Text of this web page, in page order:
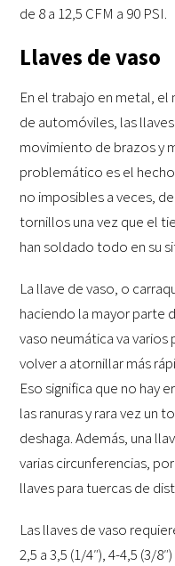
de 8 a 12,5 CFM a 90 PSI.
Llaves de vaso
En el trabajo en metal,
de automóviles, las
movimiento de brazos y
problemático es el
no imposibles a veces,
tornillos una vez que el
han soldado todo en su
La llave de vaso, o
haciendo la mayor parte
vaso neumática va
volver a atornillar más
Eso significa que no hay
las ranuras y rara vez un
deshaga. Además, una
varias circunferencias,
llaves para tuercas de
Las llaves de vaso
2,5 a 3,5 (1/4″), 4-4,5 (3/